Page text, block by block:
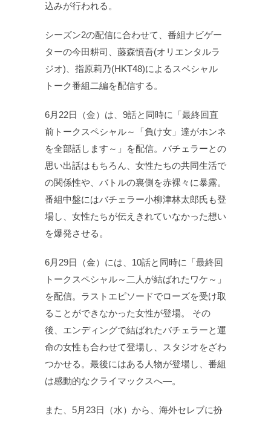
込みが行われる。
シーズン2の配信に合わせて、番組ナビゲー
ターの今田耕司、藤森慎吾(オリエンタルラ
ジオ)、指原莉乃(HKT48)によるスペシャル
トーク番組二編を配信する。
6月22日（金）は、9話と同時に「最終回直
前トークスペシャル～「負け女」達がホンネ
を全部話します～」を配信。バチェラーとの
思い出話はもちろん、女性たちの共同生活で
の関係性や、バトルの裏側を赤裸々に暴露。
番組中盤にはバチェラー小柳津林太郎氏も登
場し、女性たちが伝えきれていなかった想い
を爆発させる。
6月29日（金）には、10話と同時に「最終回
トークスペシャル～二人が結ばれたワケ～」
を配信。ラストエピソードでローズを受け取
ることができなかった女性が登場。 その
後、エンディングで結ばれたバチェラーと運
命の女性も合わせて登場し、スタジオをざわ
つかせる。最後にはある人物が登場し、番組
は感動的なクライマックスへ―。
また、5月23日（水）から、海外セレブに扮